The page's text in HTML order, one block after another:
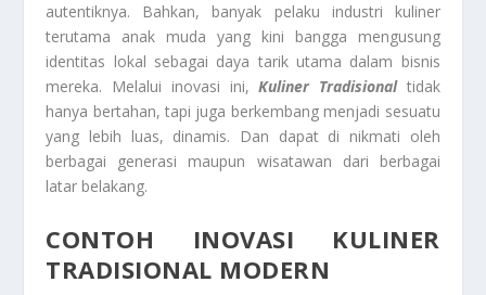
autentiknya. Bahkan, banyak pelaku industri kuliner
terutama anak muda yang kini bangga mengusung
identitas lokal sebagai daya tarik utama dalam bisnis
mereka. Melalui inovasi ini,Kuliner Tradisionaltidak
hanya bertahan, tapi juga berkembang menjadi sesuatu
yang lebih luas, dinamis. Dan dapat di nikmati oleh
berbagai generasi maupun wisatawan dari berbagai
latar belakang.
CONTOH INOVASI KULINER
TRADISIONAL MODERN